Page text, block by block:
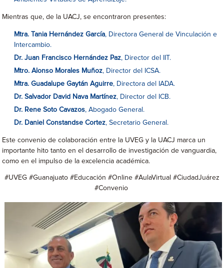
Mientras que, de la UACJ, se encontraron presentes:
Mtra. Tania Hernández García, Directora General de Vinculación e
Intercambio.
Dr. Juan Francisco Hernández Paz, Director del IIT.
Mtro. Alonso Morales Muñoz, Director del ICSA.
Mtra. Guadalupe Gaytán Aguirre, Directora del IADA.
Dr. Salvador David Nava Martínez, Director del ICB.
Dr. Rene Soto Cavazos, Abogado General.
Dr. Daniel Constandse Cortez, Secretario General.
Este convenio de colaboración entre la UVEG y la UACJ marca un
importante hito tanto en el desarrollo de investigación de vanguardia,
como en el impulso de la excelencia académica.
#UVEG #Guanajuato #Educación #Online #AulaVirtual #CiudadJuárez
#Convenio